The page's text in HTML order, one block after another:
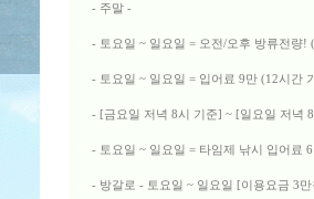
- 주말 -
- 토요일 ~ 일요일 = 오전/오후 방류전량
- 토요일 ~ 일요일 = 입어료 9만 (12시간
- [금요일 저녁 8시 기준] ~ [일요일 저녁
- 토요일 ~ 일요일 = 타임제 낚시 입어료
- 방갈로 - 토요일 ~ 일요일 [이용요금 3